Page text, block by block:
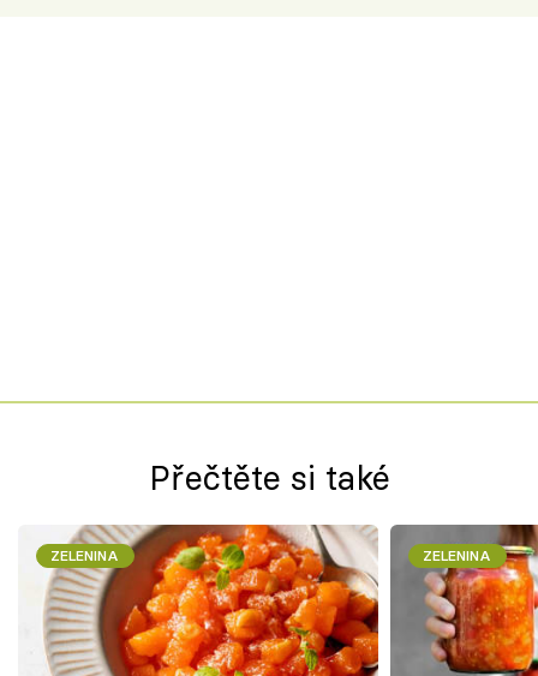
Přečtěte si také
ZELENINA ZELENINA